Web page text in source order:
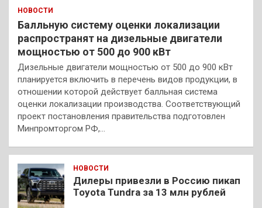
НОВОСТИ
Балльную систему оценки локализации
распространят на дизельные двигатели
мощностью от 500 до 900 кВт
Дизельные двигатели мощностью от 500 до 900 кВт
планируется включить в перечень видов продукции, в
отношении которой действует балльная система
оценки локализации производства. Соответствующий
проект постановления правительства подготовлен
Минпромторгом РФ,…
НОВОСТИ
Дилеры привезли в Россию пикап
Toyota Tundra за 13 млн рублей